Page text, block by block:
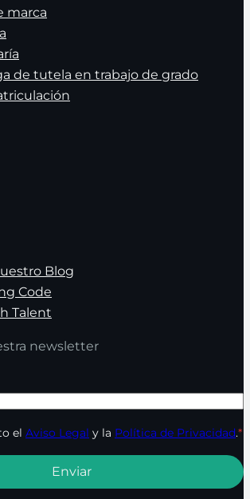
marca
de tutela en trabajo de grado
Blog
Code
Talent
newsletter
el Aviso Legal y la Política de Privacidad.*